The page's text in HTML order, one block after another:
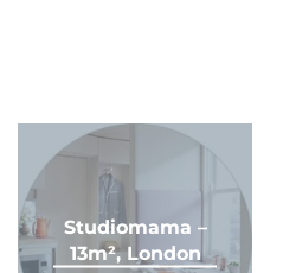
Studiomama –
13m², London